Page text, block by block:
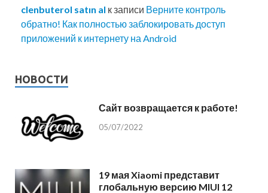
clenbuterol satın al к записи Верните контроль
обратно! Как полностью заблокировать доступ
приложений к интернету на Android
НОВОСТИ
Сайт возвращается к работе!
05/07/2022
19 мая Xiaomi представит
глобальную версию MIUI 12